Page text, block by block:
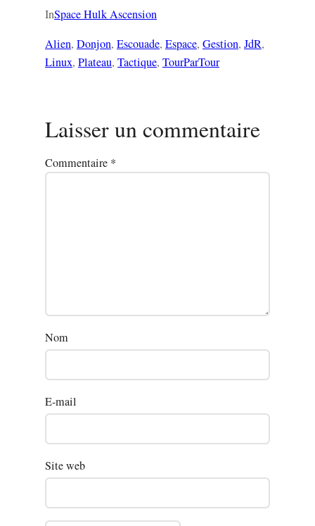
InSpace Hulk Ascension
Alien, Donjon, Escouade, Espace, Gestion, JdR
Linux, Plateau, Tactique, TourParTour
Laisser un commentaire
Commentaire *
Nom
E-mail
Site web